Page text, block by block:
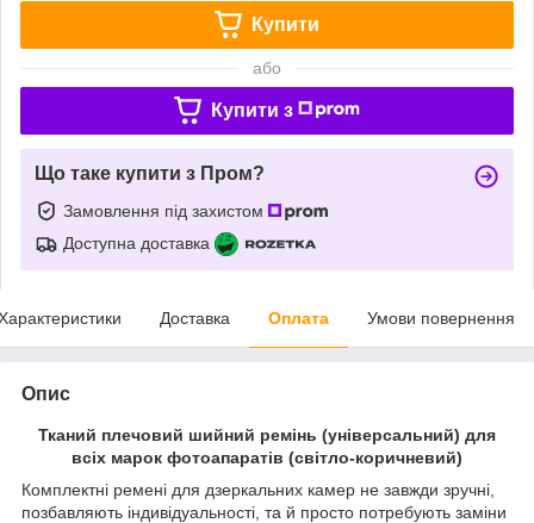
Купити
або
Купити з
Що таке купити з Пром?
Замовлення під захистом
Доступна доставка
Доставка Оплата Умови повернення
Опис
Тканий плечовий шийний ремінь (універсальний) для
всіх марок фотоапаратів (світло-коричневий)
Комплектні ремені для дзеркальних камер не завжди зручні,
позбавляють індивідуальності, та й просто потребують заміни